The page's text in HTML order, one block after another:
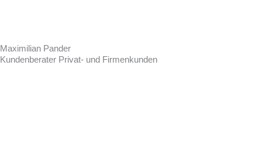
Maximilian Pander
Kundenberater Privat- und Firmenkunden